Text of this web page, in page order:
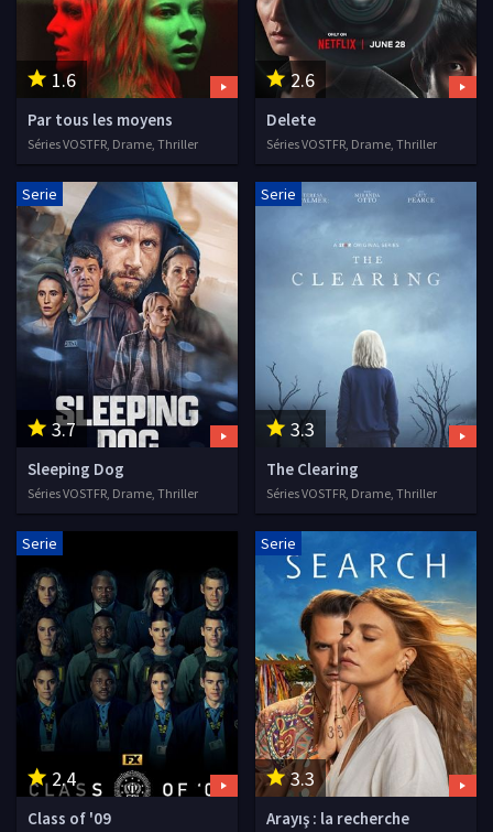
1.6
Par tous les moyens
Séries VOSTFR, Drame, Thriller
2.6
Delete
Séries VOSTFR, Drame, Thriller
3.7
Serie
Sleeping Dog
Séries VOSTFR, Drame, Thriller
3.3
Serie
The Clearing
Séries VOSTFR, Drame, Thriller
2.4
Serie
Class of '09
3.3
Serie
Arayış : la recherche